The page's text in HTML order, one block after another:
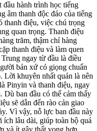
hành trình học tiếng
âm thanh độc đáo của tiếng
thanh điệu, việc chú trọng
quan trọng. Thanh điệu
trăm, thậm chí hàng
thanh điệu và làm quen
ngay từ đầu là điều
bản xứ có giọng chuẩn
Lời khuyên nhất quán là nên
Pinyin và thanh điệu, ngay
ban đầu có thể cảm thấy
sẽ dẫn đến rào cản giao
Vì vậy, nỗ lực ban đầu này
lâu dài, giúp toàn bộ quá